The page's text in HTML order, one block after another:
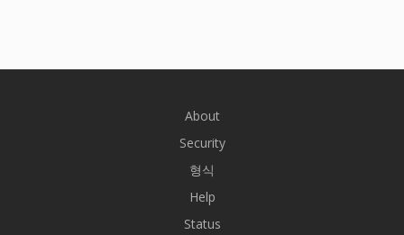
About
Security
형식
Help
Status